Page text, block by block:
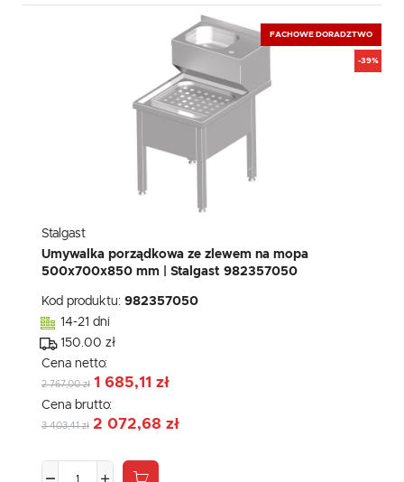
FACHOWE DORADZTWO
-39%
Stalgast
Umywalka porządkowa ze zlewem na mopa
500x700x850 mm | Stalgast 982357050
Kod produktu: 982357050
14-21 dni
150.00 zł
Cena netto:
2 767,00 zł 1 685,11 zł
Cena brutto:
3 403,41 zł 2 072,68 zł